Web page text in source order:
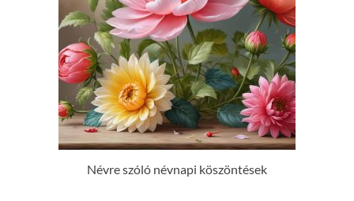
Névre szóló névnapi köszöntések